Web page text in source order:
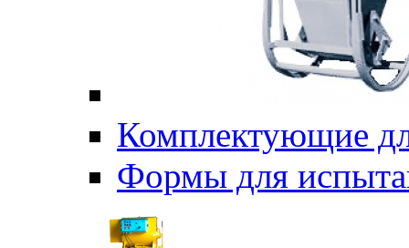
Комплектующие
Формы для